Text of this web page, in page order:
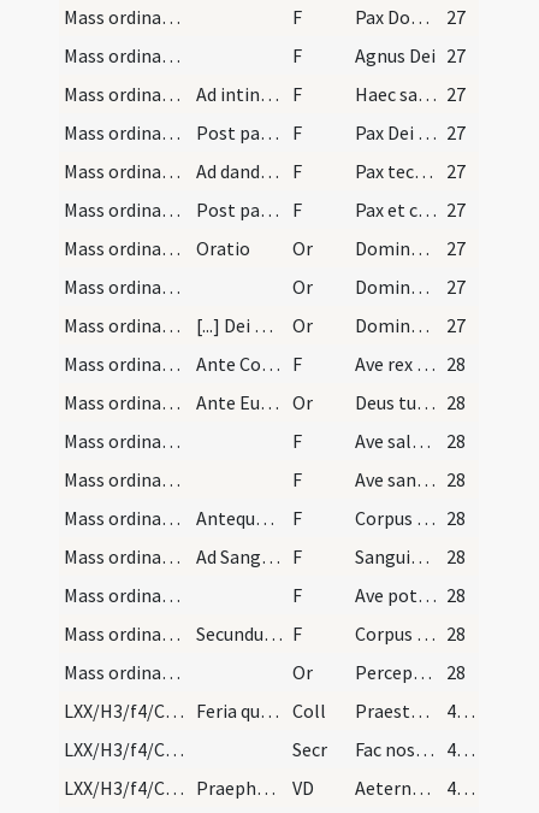
Mass ordinary/peace/1 F Pax Domini sit semper vobiscum
27
Mass ordinary/Kyriale
F Agnus Dei 27
Mass ordinary/peace/2
Ad intinguendum F Haec sacrosancta commixtio corporis et sanguinis 27
Mass ordinary/peace/3
Post pacem dicat in corde F Pax Dei quae exsuperat omnem sensum custodiat corda nostra et intelligentias nostras 27
Mass ordinary/peace/2
Ad dandam pacem F Pax tecum
27
Mass ordinary/peace/3
Post pacem F Pax et caritas Dei maneat semper in cordibus nostris 27
Mass ordinary/peace/4
Oratio Or Domine Iesu Christe qui dixisti apostolis tuis pacem
27
Mass ordinary/communion/5
Or Domine sancte Pater omnipotens aeterne Deus da mihi hoc sacrosanctum Filii tui corpus et sanguinem
27
Mass ordinary/communion/6
[...] Dei pacem [...]bus. Item alia Or Domine Iesu Christe Fili Dei vivi qui ex voluntate Patris
27
Mass ordinary/communion/7
Ante Corpus Domini F Ave rex noster fili David redemptor mundi ... participationem resuscitaturum 28
Mass ordinary/communion/8
Ante Eucharistiam Or Deus tu es sanctus qui sanctificas omnia tu es benedictus ... salvator mundi 28
Mass ordinary/communion/9
F Ave salus mea ave redemptio mea ave consilium meum ... regnis
28
Mass ordinary/communion/10
F Ave sanctissima caro mea in perpetuum summa dulcedo 28
Mass ordinary/communion/11
Antequam se communicet dicat F Corpus Domini nostri Iesu Christi sit mihi peccatori ad remedium sempiternum et ad remissionem omnium peccatorum meorum et omnibus percipientibus prosit in vitam aeternam 28
Mass ordinary/communion/12
Ad Sanguinem F Sanguis Domini nostri Iesu Christi qui de latere suo profluxit salvet animam meam peccatricem et perducat in vitam aeternam
28
Mass ordinary/communion/13
F Ave potus caelestis mihi ante omnia et super omnia dulcis 28
Mass ordinary/communion/14
Secundum alios dicat F Corpus et sanguis Domini nostri Iesu Christi conservet animam tuam et corpus tuum in vitam aeternam 28
Mass ordinary/communion/15
Or Perceptio sacrosancti corporis et sanguinis tui Domine Iesu Christe non mihi peccatori proveniat in iudicium et condemnationem sed per tuam ineffabilem pietatem prosit mihi in remissionem omnium peccatorum meorum et omnibus percipientibus in vitam aeternam
28
LXX/H3/f4/Cinerum/M2/Mass Propers
Feria quarta in capite ieiunii. Statio ad sanctam… Coll Praesta Domine fidelibus tuis ... devotione percurrant.
44 (20v)
LXX/H3/f4/Cinerum/M2/Mass Propers
Secr Fac nos quaesumus Domine ... celebramus exordium.
44 (20v)
LXX/H3/f4/Cinerum/M2/Mass Propers
Praephatio VD Aeterne Deus qui corporali ieiunio ... largiris et praemia. Per
44 (20v)